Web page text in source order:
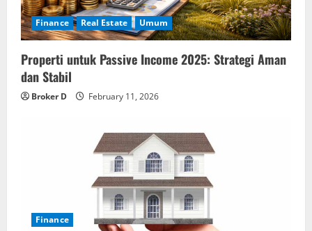
Finance Real Estate Umum
Properti untuk Passive Income 2025: Strategi Aman
dan Stabil
Broker D February 11, 2026
Finance